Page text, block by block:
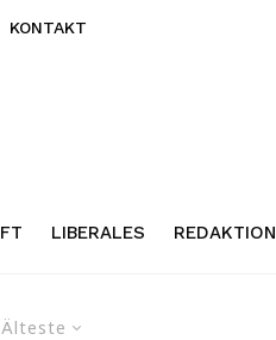
KONTAKT
LIBERALES REDAKTION
Älteste